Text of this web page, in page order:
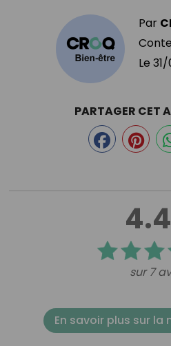
Par
Le
4.4
sur 7
PARTAGER CET
En savoir plus sur la